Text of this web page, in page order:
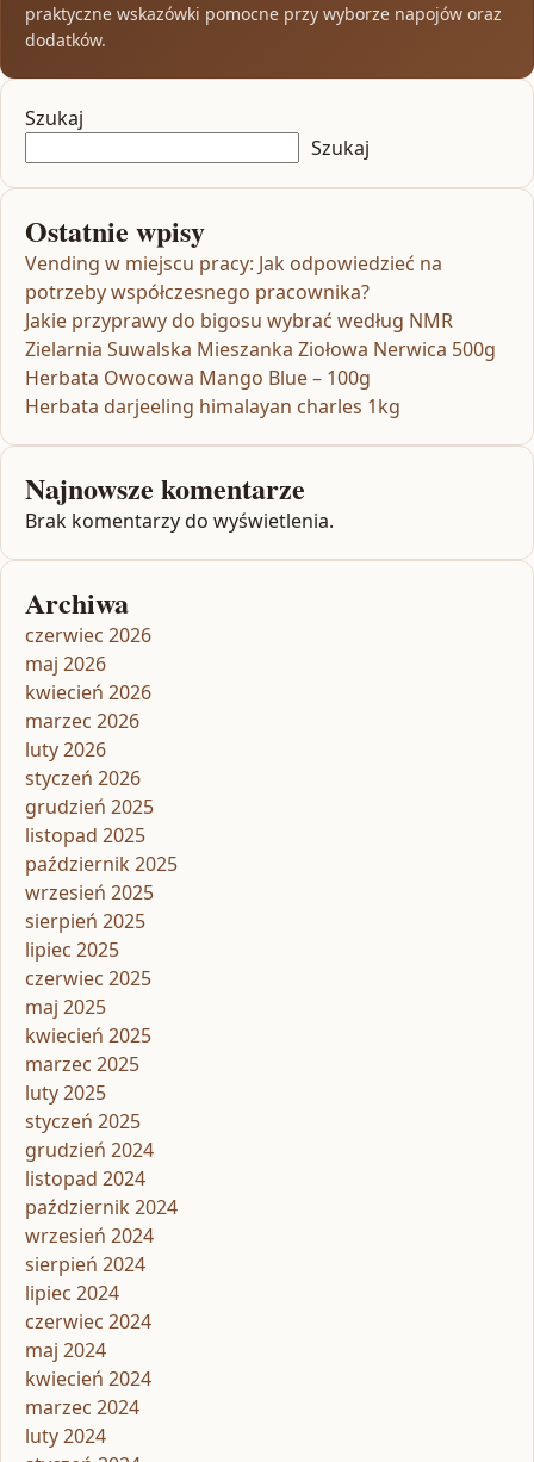
praktyczne wskazówki pomocne przy wyborze napojów oraz
dodatków.
Szukaj
Szukaj
Ostatnie wpisy
Vending w miejscu pracy: Jak odpowiedzieć na
potrzeby współczesnego pracownika?
Jakie przyprawy do bigosu wybrać według NMR
Zielarnia Suwalska Mieszanka Ziołowa Nerwica 500g
Herbata Owocowa Mango Blue – 100g
Herbata darjeeling himalayan charles 1kg
Najnowsze komentarze
Brak komentarzy do wyświetlenia.
Archiwa
czerwiec 2026
maj 2026
kwiecień 2026
marzec 2026
luty 2026
styczeń 2026
grudzień 2025
listopad 2025
październik 2025
wrzesień 2025
sierpień 2025
lipiec 2025
czerwiec 2025
maj 2025
kwiecień 2025
marzec 2025
luty 2025
styczeń 2025
grudzień 2024
listopad 2024
październik 2024
wrzesień 2024
sierpień 2024
lipiec 2024
czerwiec 2024
maj 2024
kwiecień 2024
marzec 2024
luty 2024